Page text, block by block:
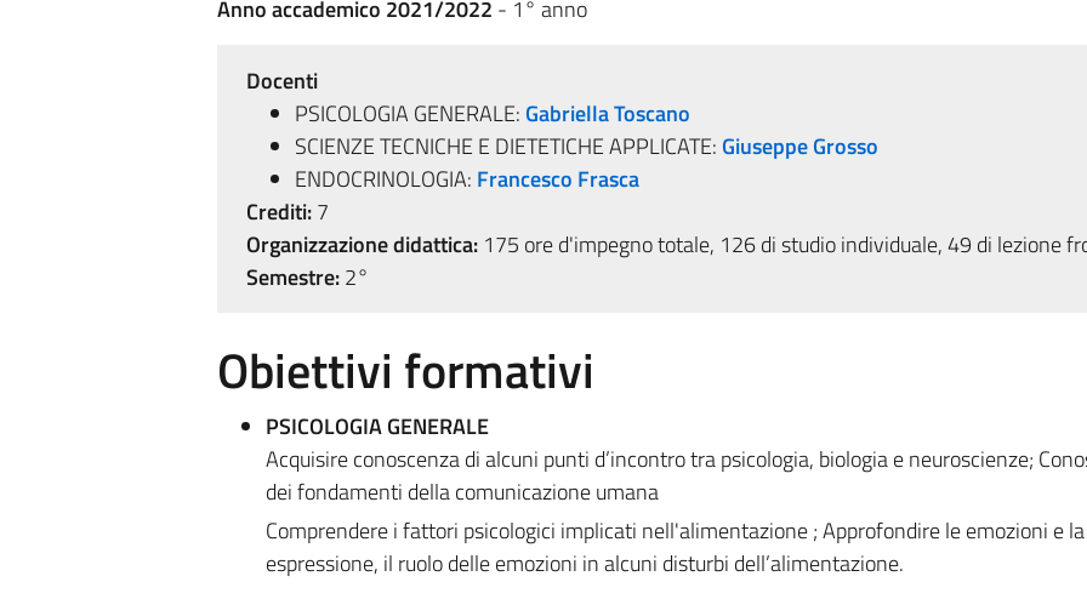
Anno accademico 2021/2022 - 1° anno
Docenti
PSICOLOGIA GENERALE: Gabriella Toscano
SCIENZE TECNICHE E DIETETICHE APPLICATE: Giuseppe Grosso
ENDOCRINOLOGIA: Francesco Frasca
Crediti:7
Organizzazione didattica:175 ore d'impegno totale, 126 di studio individuale, 49 di lezione
Semestre:2°
Obiettivi formativi
PSICOLOGIA GENERALE
Acquisire conoscenza di alcuni punti d’incontro tra psicologia, biologia e neuroscienze;
dei fondamenti della comunicazione umana
Comprendere i fattori psicologici implicati nell'alimentazione ; Approfondire le emozioni e
espressione, il ruolo delle emozioni in alcuni disturbi dell’alimentazione.